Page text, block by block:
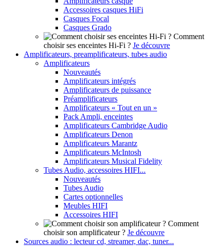
Accessoires casques HiFi
Casques Focal
Casques Grado
Comment
choisir ses enceintes Hi-Fi ? Je découvre
Amplificateurs, preamplificateurs, tubes audio
Amplificateurs
Nouveautés
Amplificateurs intégrés
Amplificateurs de puissance
Préamplificateurs
Amplificateurs « Tout en un »
Pack Ampli, enceintes
Amplificateurs Cambridge Audio
Amplificateurs Denon
Amplificateurs Marantz
Amplificateurs McIntosh
Amplificateurs Musical Fidelity
Tubes Audio, accessoires HIFI...
Nouveautés
Tubes Audio
Cartes optionnelles
Meubles HIFI
Accessoires HIFI
Comment
choisir son amplificateur ? Je découvre
Sources audio : lecteur cd, streamer, dac, tuner...